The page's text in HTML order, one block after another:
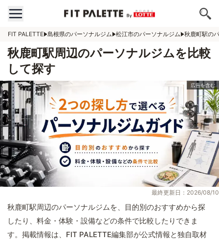
FIT PALETTE 島根県のパーソナルジム 松江市のパーソナルジム 秋鹿町駅の
秋鹿町駅周辺のパーソナルジムを比較
して探す
最終更新日：2026/08/10
秋鹿町駅周辺のパーソナルジムを、目的別のおすすめから探
したり、料金・体験・設備などの条件で比較したりできま
す。掲載情報は、FIT PALETTE編集部が公式情報と独自取材